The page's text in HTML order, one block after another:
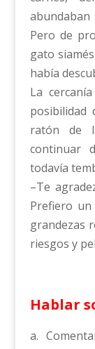
abundaban
Pero de
gato
había
La
posibilidad
ratón de
continuar
todavía
–Te
Prefiero
grandezas
riesgos y
Hablar
a.